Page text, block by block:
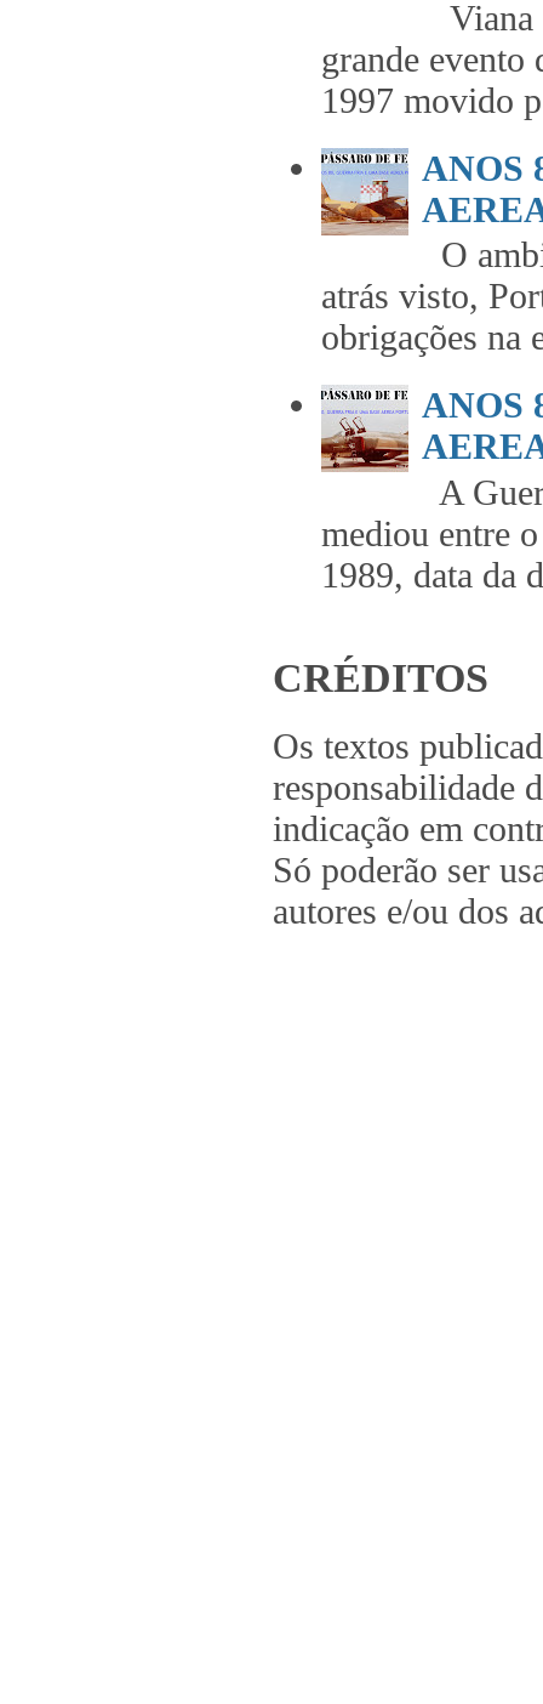
Viana
grande evento
1997 movido
ANOS
O
atrás visto,
obrigações na
ANOS
A
mediou entre
1989, data da
CRÉDITOS
Os textos
responsabilidade
indicação em
Só poderão ser
autores e/ou dos